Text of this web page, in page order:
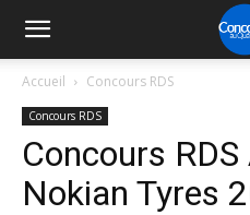
Accueil Concours RDS
Concours RDS
Concours
Nokian Tyres